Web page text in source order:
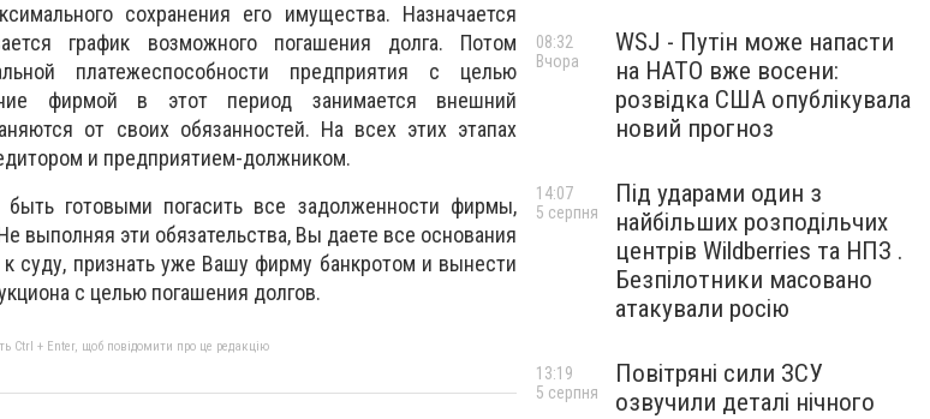
сохранения его имущества. Назначается
график возможного погашения долга. Потом
платежеспособности предприятия с целью
фирмой в этот период занимается внешний
от своих обязанностей. На всех этих этапах
и предприятием-должником.
готовыми погасить все задолженности фирмы,
выполняя эти обязательства, Вы даете все основания
суду, признать уже Вашу фирму банкротом и вынести
с целью погашения долгов.
Ctrl + Enter, щоб повідомити про це редакцію
WSJ - Путін може напасти
на НАТО вже восени:
розвідка США опублікувала
новий прогноз
08:32
Вчора
Під ударами один з
найбільших розподільчих
центрів Wildberries та НПЗ .
Безпілотники масовано
атакували росію
14:07
5 серпня
Повітряні сили ЗСУ
озвучили деталі нічного
13:19
5 серпня